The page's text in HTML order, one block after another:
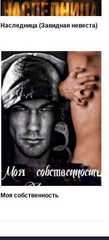
Наследница (Завидная невеста)
Моя собственность